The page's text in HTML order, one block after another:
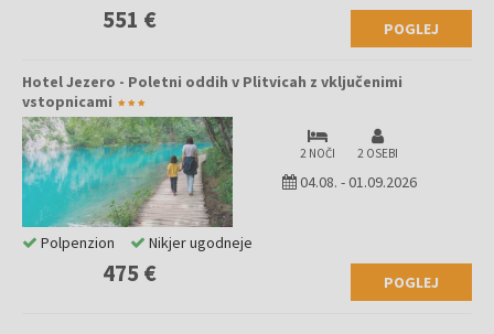
551 € POGLEJ
Hotel Jezero - Poletni oddih v Plitvicah z vključenimi
vstopnicami
2 NOČI 2 OSEBI
04.08. -01.09.2026
475 € POGLEJ
Polpenzion Nikjer ugodneje